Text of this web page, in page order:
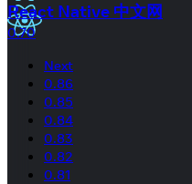
React Native 中文网
0.70
Next
0.86
0.85
0.84
0.83
0.82
0.81